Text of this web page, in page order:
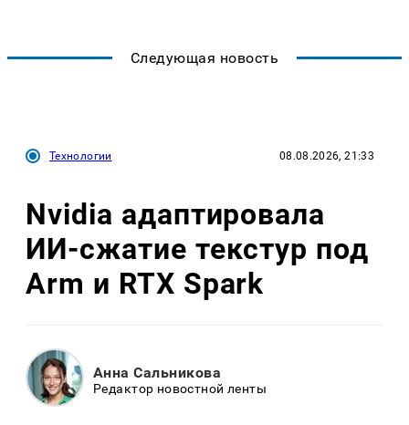
Следующая новость
Технологии 08.08.2026, 21:33
Nvidia адаптировала
ИИ-сжатие текстур под
Arm и RTX Spark
Анна Сальникова
Редактор новостной ленты